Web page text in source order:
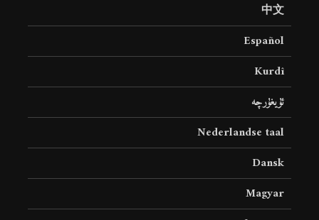
中文
Español
Kurdî
ئۇيغۇرچە
Nederlandse taal
Dansk
Magyar